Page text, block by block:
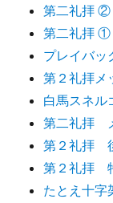
第二礼拝 ②
第二礼拝 ①
プレイバ
第２礼拝メ
白馬スネル
第二礼拝
第２礼拝
第２礼拝
たとえ十字